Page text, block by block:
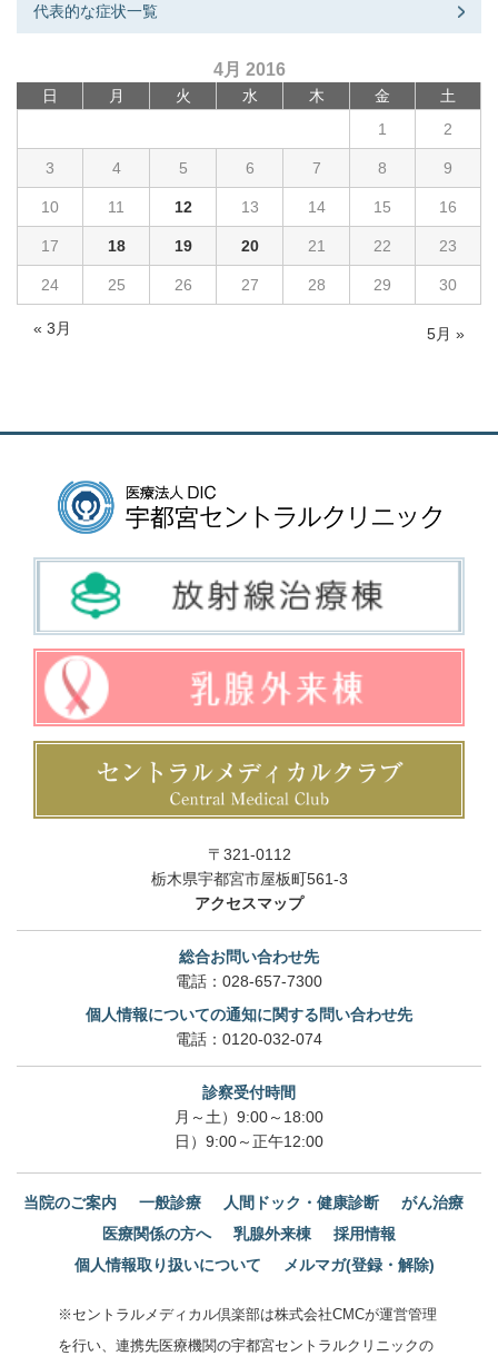
代表的な症状一覧
4月 2016
日 月 火 水 木 金 土
« 3月 5月 »
1 2
3 4 5 6 7 8 9
10 11 12 13 14 15 16
17 18 19 20 21 22 23
24 25 26 27 28 29 30
〒321-0112
栃木県宇都宮市屋板町561-3
アクセスマップ
総合お問い合わせ先
電話： 028-657-7300
個人情報についての通知に関する問い合わせ先
電話： 0120-032-074
診察受付時間
月～土）9:00～18:00
日）9:00～正午12:00
当院のご案内 一般診療 人間ドック・健康診断
がん治療
医療関係の方へ
乳腺外来棟
採用情報
個人情報取り扱いについて
メルマガ(登録・解除)
※セントラルメディカル倶楽部は株式会社CMCが運営管理
を行い、連携先医療機関の宇都宮セントラルクリニックの